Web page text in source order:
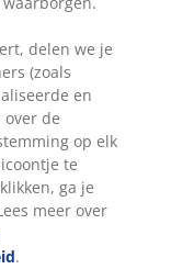
delen we je
(zoals
en
over de
op elk
te
ga je
meer over
.